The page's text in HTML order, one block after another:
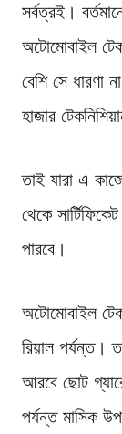
সর্বত্রই।
অটোমোবাইল
বেশি সে ধারণা
হাজার
তাই যারা এ
থেকে
পারবে।
অটোমোবাইল
রিয়াল পর্যন্ত।
আরবে ছোট
পর্যন্ত মাসিক